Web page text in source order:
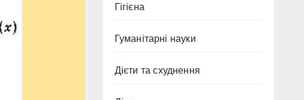
Гігієна
Гуманітарні науки
Дієти та схуднення